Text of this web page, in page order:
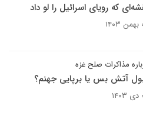
که رویای اسرائیل را لو داد
مذاکرات صلح غزه
آتش بس یا برپایی جهنم؟